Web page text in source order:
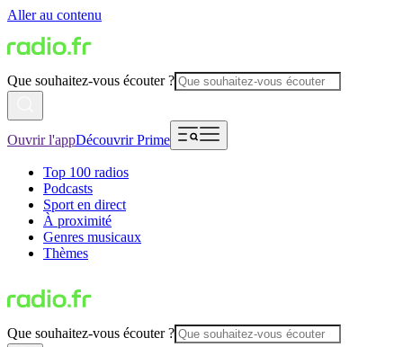
Aller au contenu
Que souhaitez-vous écouter ?
Ouvrir l'appDécouvrir Prime
Top 100 radios
Podcasts
Sport en direct
À proximité
Genres musicaux
Thèmes
Que souhaitez-vous écouter ?